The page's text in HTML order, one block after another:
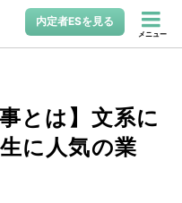
内定者ESを見る
メニュー
とは】文系に
に人気の業